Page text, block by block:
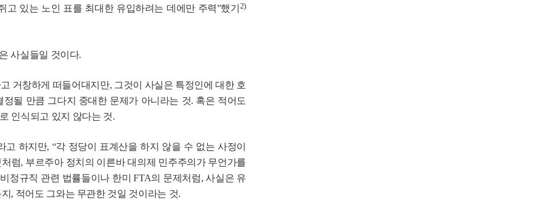
고 있는 노인 표를 최대한 유입하려는 데에만 주력”했기 2)
사실들일 것이다.
고 거창하게 떠들어대지만, 그것이 사실은 특정인에 대한 호
될 만큼 그다지 중대한 문제가 아니라는 것. 혹은 적어도
인식되고 있지 않다는 것.
하지만, “각 정당이 표계산을 하지 않을 수 없는 사정이
럼, 부르주아 정치의 이른바 대의제 민주주의가 무언가를
정규직 관련 법률들이나 한미 FTA의 문제처럼, 사실은 유
, 적어도 그와는 무관한 것일 것이라는 것.